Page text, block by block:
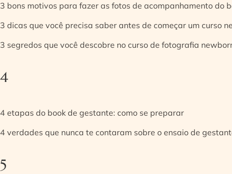
3 bons motivos para fazer as fotos de acompanhamento do
3 dicas que você precisa saber antes de começar um curso
3 segredos que você descobre no curso de fotografia
4
4 etapas do book de gestante: como se preparar
4 verdades que nunca te contaram sobre o ensaio de
5